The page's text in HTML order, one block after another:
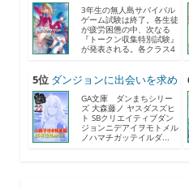
室...
3年生の無人島サバイバル
ゲーム試験は終了。各生徒
が疲労困憊の中、次なる
『トークン収集特別試験』
が発表される。各クラス4
5位 ダンジョンに出会いを求め
る...
GA文庫 ダンまちシリー
ズ 大森藤ノ ヤスダスズヒ
ト SBクリエイティブダン
ジョンニデアイヲモトメル
ノハマチガッテイルダ...